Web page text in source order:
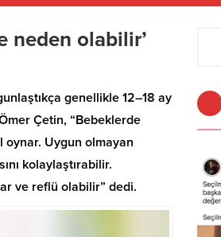
neden olabilir’
genellikle 12–18 ay
Çetin, “Bebeklerde
oynar. Uygun olmayan
kolaylaştırabilir.
ve reflü olabilir” dedi.